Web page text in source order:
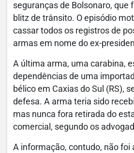
seguranças de Bolsonaro, que
blitz de trânsito. O episódio
cassar todos os registros de
armas em nome do ex-
A última arma, uma carabina,
dependências de uma
bélico em Caxias do Sul (RS),
defesa. A arma teria sido
mas nunca fora retirada do
comercial, segundo os
A informação, contudo, não foi